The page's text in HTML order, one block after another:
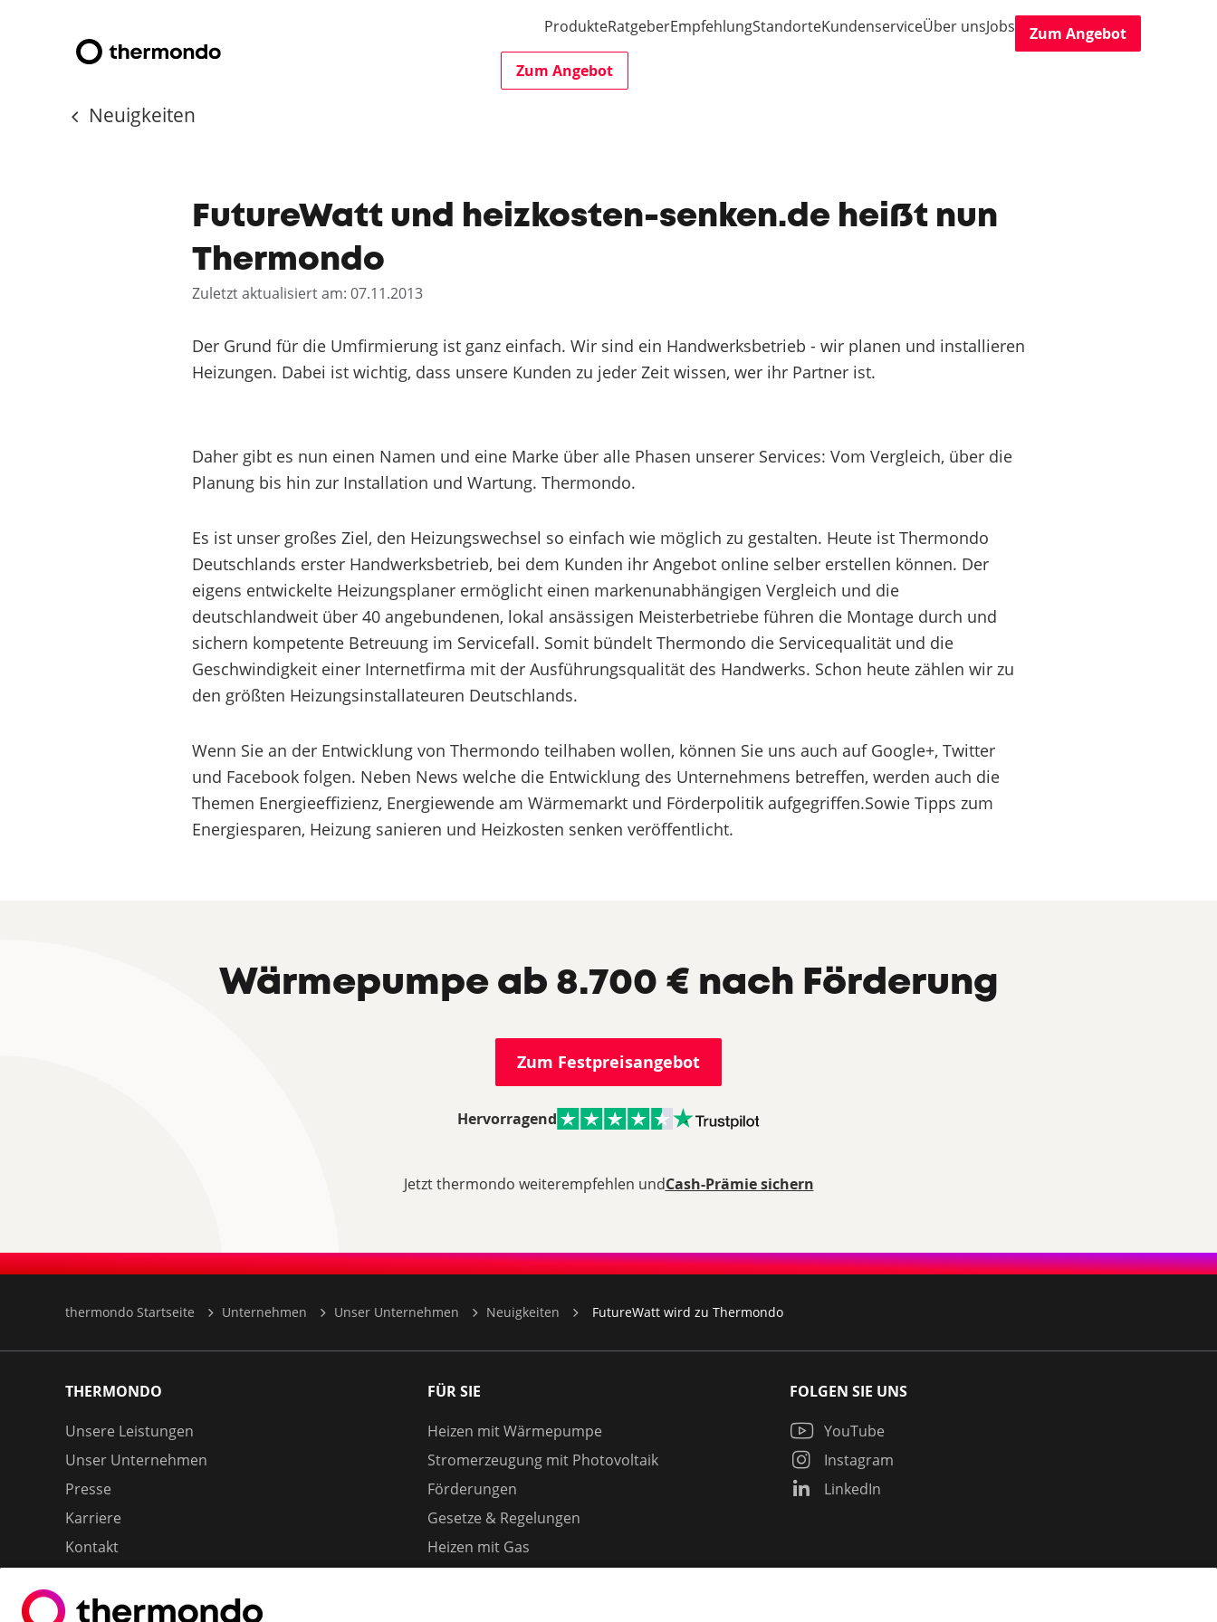
ProdukteRatgeberEmpfehlungStandorteKundenserviceÜber unsJobs
Zum Angebot
Zum Angebot
Neuigkeiten
FutureWatt und heizkosten-senken.de heißt nun
Thermondo
Zuletzt aktualisiert am: 07.11.2013
Der Grund für die Umfirmierung ist ganz einfach. Wir sind ein Handwerksbetrieb - wir planen und installieren
Heizungen. Dabei ist wichtig, dass unsere Kunden zu jeder Zeit wissen, wer ihr Partner ist.
Daher gibt es nun einen Namen und eine Marke über alle Phasen unserer Services: Vom Vergleich, über die
Planung bis hin zur Installation und Wartung. Thermondo.
Es ist unser großes Ziel, den Heizungswechsel so einfach wie möglich zu gestalten. Heute ist Thermondo
Deutschlands erster Handwerksbetrieb, bei dem Kunden ihr Angebot online selber erstellen können. Der
eigens entwickelte Heizungsplaner ermöglicht einen markenunabhängigen Vergleich und die
deutschlandweit über 40 angebundenen, lokal ansässigen Meisterbetriebe führen die Montage durch und
sichern kompetente Betreuung im Servicefall. Somit bündelt Thermondo die Servicequalität und die
Geschwindigkeit einer Internetfirma mit der Ausführungsqualität des Handwerks. Schon heute zählen wir zu
den größten Heizungsinstallateuren Deutschlands.
Wenn Sie an der Entwicklung von Thermondo teilhaben wollen, können Sie uns auch auf Google+, Twitter
und Facebook folgen. Neben News welche die Entwicklung des Unternehmens betreffen, werden auch die
Themen Energieeffizienz, Energiewende am Wärmemarkt und Förderpolitik aufgegriffen.Sowie Tipps zum
Energiesparen, Heizung sanieren und Heizkosten senken veröffentlicht.
Wärmepumpe ab 8.700 € nach Förderung
Zum Festpreisangebot
Hervorragend
Jetzt thermondo weiterempfehlen undCash-Prämie sichern
thermondo Startseite Unternehmen Unser Unternehmen Neuigkeiten FutureWatt wird zu Thermondo
THERMONDO
Unsere Leistungen
Unser Unternehmen
Presse
Karriere
Kontakt
Erfahrungen & Storys unserer Kunden
FÜR SIE
Heizen mit Wärmepumpe
Stromerzeugung mit Photovoltaik
Förderungen
Gesetze & Regelungen
Heizen mit Gas
FOLGEN SIE UNS
YouTube
Instagram
LinkedIn